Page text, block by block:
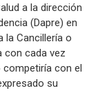
a la dirección
(Dapre) en
la Cancillería o
con cada vez
con el
su